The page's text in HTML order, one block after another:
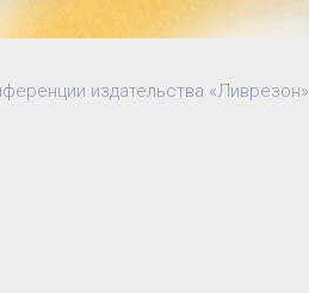
издательства «Ливрезон»